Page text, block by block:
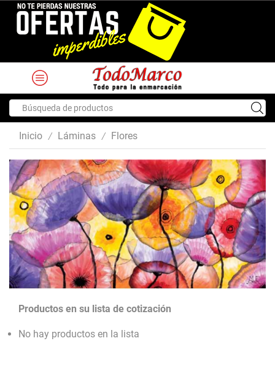
input
Inicio / Láminas / Flores
Productos en su lista de cotización
No hay productos en la lista